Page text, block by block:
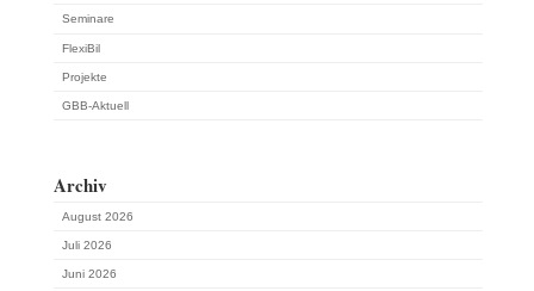
Seminare
FlexiBil
Projekte
GBB-Aktuell
Archiv
August 2026
Juli 2026
Juni 2026